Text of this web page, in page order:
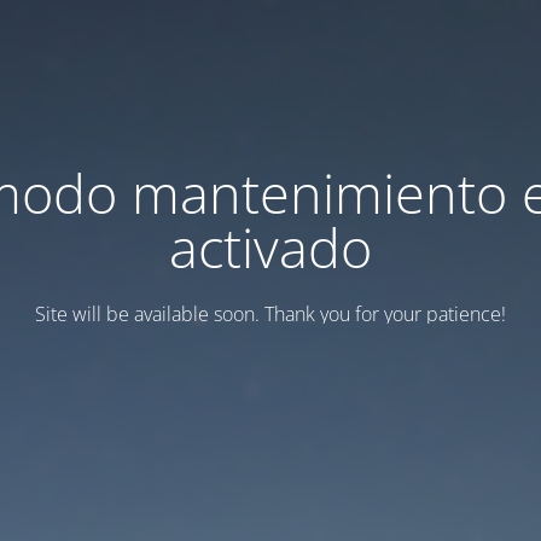
mantenimiento
activado
Site will be available soon. Thank you for your patience!